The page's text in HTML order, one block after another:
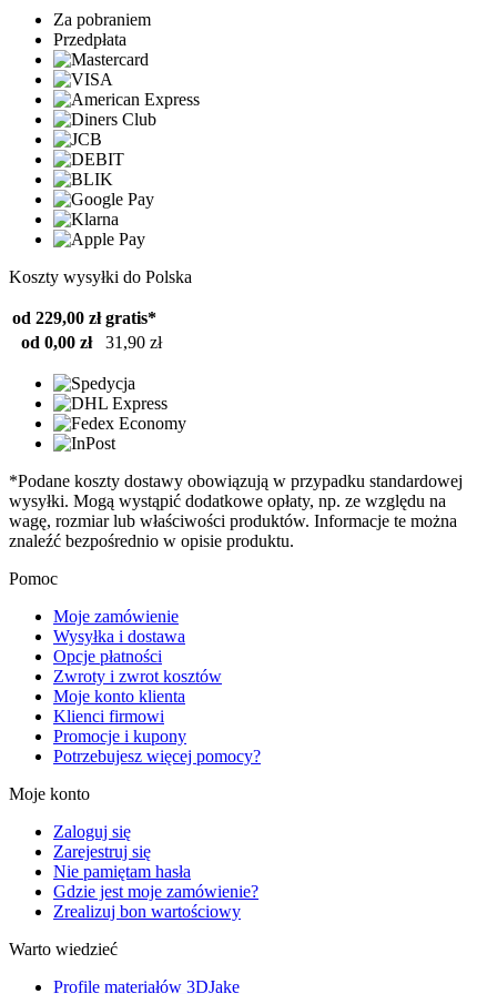
Za pobraniem
Przedpłata
Koszty wysyłki do Polska
od 229,00 zł gratis*
od 0,00 zł
31,90 zł
*Podane koszty dostawy obowiązują w przypadku standardowej
wysyłki. Mogą wystąpić dodatkowe opłaty, np. ze względu na
wagę, rozmiar lub właściwości produktów. Informacje te można
znaleźć bezpośrednio w opisie produktu.
Pomoc
Moje zamówienie
Wysyłka i dostawa
Opcje płatności
Zwroty i zwrot kosztów
Moje konto klienta
Klienci firmowi
Promocje i kupony
Potrzebujesz więcej pomocy?
Moje konto
Zaloguj się
Zarejestruj się
Nie pamiętam hasła
Gdzie jest moje zamówienie?
Zrealizuj bon wartościowy
Warto wiedzieć
Profile materiałów 3DJake